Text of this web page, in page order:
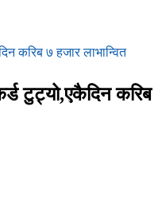
करिब ७ हजार लाभान्वित
टुट्यो,एकैदिन करिब